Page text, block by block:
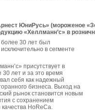
ЮниРусь» (мороженое
«Хеллманн’с» в
30 лет был
в сегменте
присутствует в
30 лет и за это время
себя как надежный
бизнеса. Выход на
рынок становится новым
с сохранением
HoReCa.